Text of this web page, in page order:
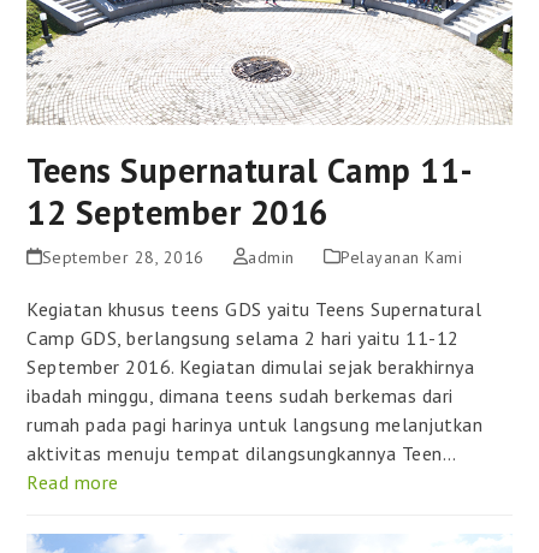
Teens Supernatural Camp 11-
12 September 2016
September 28, 2016 admin Pelayanan Kami
Kegiatan khusus teens GDS yaitu Teens Supernatural
Camp GDS, berlangsung selama 2 hari yaitu 11-12
September 2016. Kegiatan dimulai sejak berakhirnya
ibadah minggu, dimana teens sudah berkemas dari
rumah pada pagi harinya untuk langsung melanjutkan
aktivitas menuju tempat dilangsungkannya Teen…
Read more